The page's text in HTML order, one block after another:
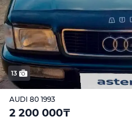
13
AUDI 80 1993
2 200 000₸